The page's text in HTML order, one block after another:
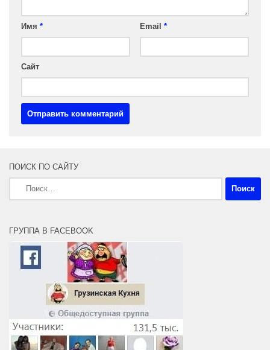
Имя * Email *
Сайт
ПОИСК ПО САЙТУ
Найти:
ГРУППА В FACEBOOK